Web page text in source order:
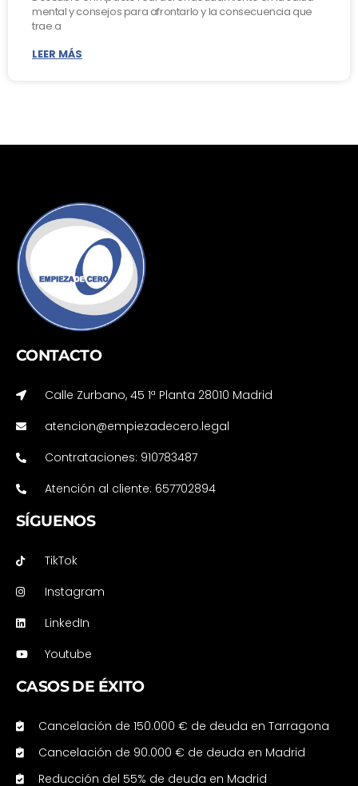
mental y consejos para afrontarlo y la consecuencia que
trae a
LEER MÁS
CONTACTO
Calle Zurbano, 45 1ª Planta 28010 Madrid
atencion@empiezadecero.legal
Contrataciones: 910783487
Atención al cliente: 657702894
SÍGUENOS
TikTok
Instagram
LinkedIn
Youtube
CASOS DE ÉXITO
Cancelación de 150.000 € de deuda en Tarragona
Cancelación de 90.000 € de deuda en Madrid
Reducción del 55% de deuda en Madrid